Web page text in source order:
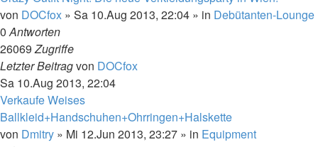
von DOCfox » Sa 10.Aug 2013, 22:04 » in Debütanten-Lounge
0Antworten
26069Zugriffe
Letzter Beitragvon DOCfox
Sa 10.Aug 2013, 22:04
Verkaufe Weises
Ballkleid+Handschuhen+Ohrringen+Halskette
von Dmitry » Mi 12.Jun 2013, 23:27 » in Equipment